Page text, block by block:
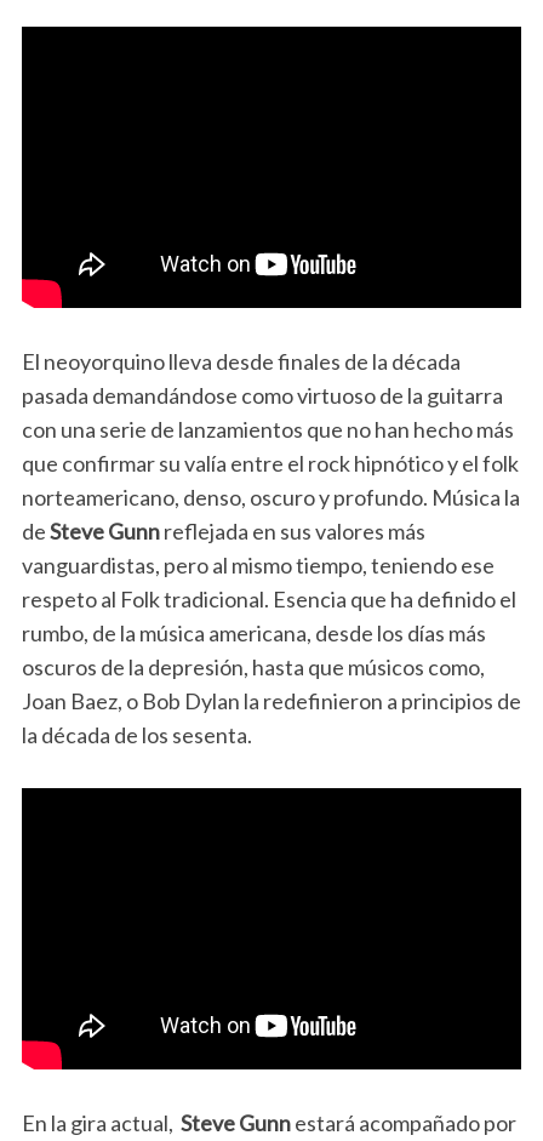
El neoyorquino lleva desde finales de la década
pasada demandándose como virtuoso de la guitarra
con una serie de lanzamientos que no han hecho más
que confirmar su valía entre el rock hipnótico y el folk
norteamericano, denso, oscuro y profundo. Música la
deSteve Gunnreflejada en sus valores más
vanguardistas, pero al mismo tiempo, teniendo ese
respeto al Folk tradicional. Esencia que ha definido el
rumbo, de la música americana, desde los días más
oscuros de la depresión, hasta que músicos como,
Joan Baez, o Bob Dylan la redefinieron a principios de
la década de los sesenta.
En la gira actual, Steve Gunnestará acompañado por